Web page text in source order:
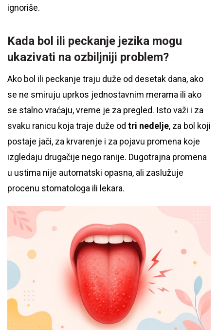
ignoriše.
Kada bol ili peckanje jezika mogu
ukazivati na ozbiljniji problem?
Ako bol ili peckanje traju duže od desetak dana, ako
se ne smiruju uprkos jednostavnim merama ili ako
se stalno vraćaju, vreme je za pregled. Isto važi i za
svaku ranicu koja traje duže od tri nedelje, za bol koji
postaje jači, za krvarenje i za pojavu promena koje
izgledaju drugačije nego ranije. Dugotrajna promena
u ustima nije automatski opasna, ali zaslužuje
procenu stomatologa ili lekara.